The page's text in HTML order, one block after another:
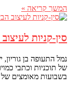
המשך קריאה »
סין-קניות
נמל התעופה בן
של תוכניות וכתבי
בשבועות מאומצים של